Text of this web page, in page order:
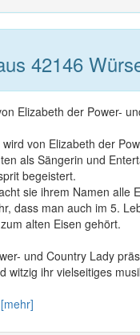
42146
Elizabeth der Power-
von Elizabeth der
als Sängerin und
begeistert.
sie ihrem Namen alle
dass man auch im 5.
alten Eisen gehört.
und Country Lady
witzig ihr vielseitiges
[mehr]